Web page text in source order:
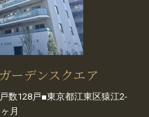
ーデンスクエア
数128戸■東京都江東区猿江2-
月